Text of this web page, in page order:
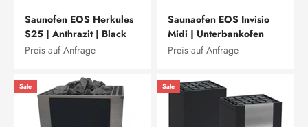
Saunofen EOS Herkules
S25 | Anthrazit | Black
Preis auf Anfrage
Saunaofen EOS Invisio
Midi | Unterbankofen
Preis auf Anfrage
Sale Sale